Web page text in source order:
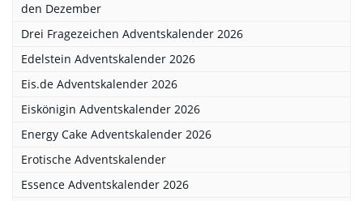
den Dezember
Drei Fragezeichen Adventskalender 2026
Edelstein Adventskalender 2026
Eis.de Adventskalender 2026
Eiskönigin Adventskalender 2026
Energy Cake Adventskalender 2026
Erotische Adventskalender
Essence Adventskalender 2026